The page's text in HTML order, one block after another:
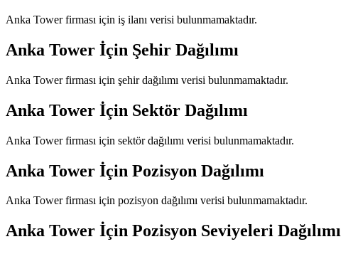
Anka Towerfirması için iş ilanı verisi bulunmamaktadır.
Anka Tower İçin Şehir Dağılımı
Anka Towerfirması için şehir dağılımı verisi bulunmamaktadır.
Anka Tower İçin Sektör Dağılımı
Anka Towerfirması için sektör dağılımı verisi bulunmamaktadır.
Anka Tower İçin Pozisyon Dağılımı
Anka Towerfirması için pozisyon dağılımı verisi bulunmamaktadır.
Anka Tower İçin Pozisyon Seviyeleri Dağılımı